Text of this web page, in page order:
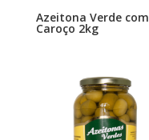
Azeitona Verde com
Caroço 2kg